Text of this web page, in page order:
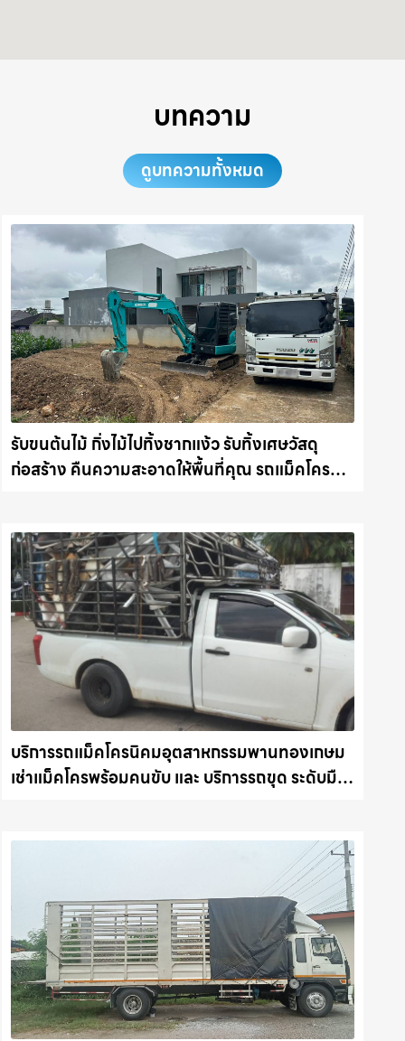
บทความ
ดูบทความทั้งหมด
รับขนต้นไม้ กิ่งไม้ไปทิ้งชากแง้ว รับทิ้งเศษวัสดุ
ก่อสร้าง คืนความสะอาดให้พื้นที่คุณ รถแม็คโคร
บริการรถแม็คโครนิคมอุตสาหกรรมพานทองเกษม
เช่าแม็คโครพร้อมคนขับ และ บริการรถขุด ระดับมือ